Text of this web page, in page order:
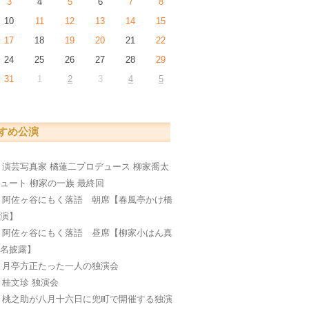
10
11 12 13 14
15
17
18 19 20 21
22
24
25 26 27 28
29
31
1 2 3 4 5
め公演
演芸写真家 橘蓮二プロデュース 柳家喬太
ート 柳家の一族 最終回
阿佐ヶ谷にもく落語 朝席【春風亭かけ橋
】
阿佐ヶ谷にもく落語 昼席【柳家小はん真
披露】
月亭方正たった一人の独演会
桂文珍 独演会
桃之助が八月十六日に兜町で開催する独演